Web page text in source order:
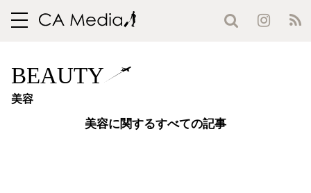
toggle
BEAUTY
美容
美容に関するすべての記事